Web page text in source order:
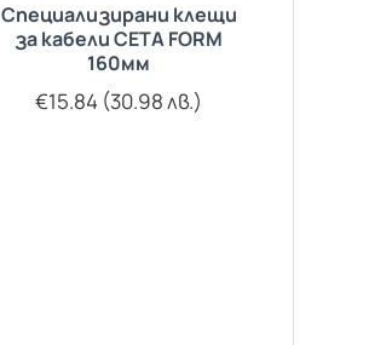
Специализирани клещи
за кабели CETA FORM
160мм
€15.84 (30.98 лв.)